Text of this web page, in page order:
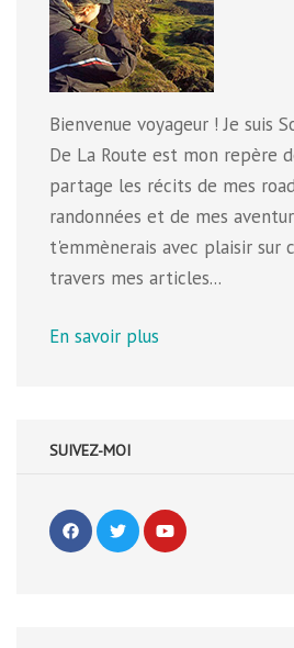
Bienvenue voyageur ! Je suis
De La Route est mon repère
partage les récits de mes
randonnées et de mes
t'emmènerais avec plaisir sur
travers mes articles...
En savoir plus
SUIVEZ-MOI